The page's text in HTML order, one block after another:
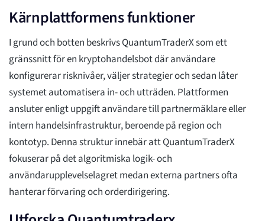
Kärnplattformens funktioner
I grund och botten beskrivs QuantumTraderX som ett
gränssnitt för en kryptohandelsbot där användare
konfigurerar risknivåer, väljer strategier och sedan låter
systemet automatisera in- och utträden. Plattformen
ansluter enligt uppgift användare till partnermäklare eller
intern handelsinfrastruktur, beroende på region och
kontotyp. Denna struktur innebär att QuantumTraderX
fokuserar på det algoritmiska logik- och
användarupplevelselagret medan externa partners ofta
hanterar förvaring och orderdirigering.